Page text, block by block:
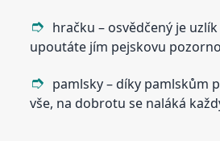
hračku – osvědčený je
upoutáte jím pejskovu
pamlsky – díky pamlskům
vše, na dobrotu se naláká